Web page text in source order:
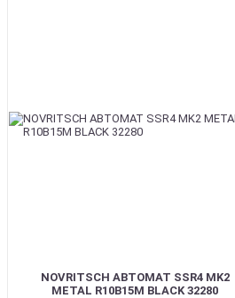
NOVRITSCH АВТОМАТ SSR4 MK2
METAL R10B15M BLACK 32280